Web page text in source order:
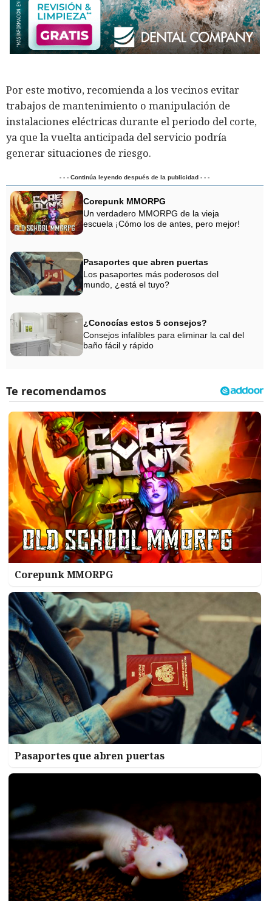
Por este motivo, recomienda a los vecinos evitar
trabajos de mantenimiento o manipulación de
instalaciones eléctricas durante el periodo del corte,
ya que la vuelta anticipada del servicio podría
generar situaciones de riesgo.
- - - Continúa leyendo después de la publicidad - - -
Corepunk MMORPG
Un verdadero MMORPG de la vieja
escuela ¡Cómo los de antes, pero mejor!
Pasaportes que abren puertas
Los pasaportes más poderosos del
mundo, ¿está el tuyo?
¿Conocías estos 5 consejos?
Consejos infalibles para eliminar la cal del
baño fácil y rápido
Corepunk MMORPG
Pasaportes que abren puertas